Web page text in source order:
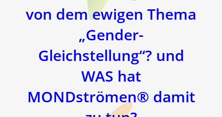
von dem ewigen Thema
„Gender-
Gleichstellung“? und
WAS hat
MONDströmen® damit